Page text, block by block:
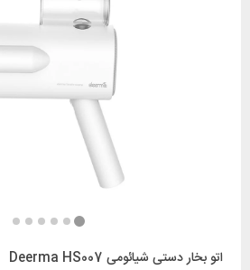
اتو بخار دستی شیائومی Deerma HS007